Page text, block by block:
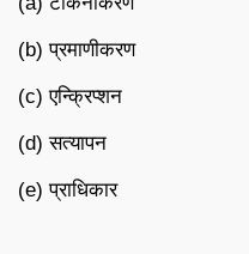
(b) प्रमाणीकरण
(c) एन्क्रिप्शन
(d) सत्यापन
(e) प्राधिकार